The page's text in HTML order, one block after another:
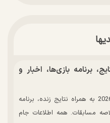
جهانی 2026 | نتایج، برنامه بازی‌ها، اخبار و
مشاهده جدول کامل جام جهانی 2026 به همراه نتایج زنده، برنامه
مسابقات. همه اطلاعات جام